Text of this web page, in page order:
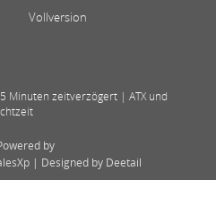
Vollversion
Minuten zeitverzögert | ATX und
by
| Designed by Deetail